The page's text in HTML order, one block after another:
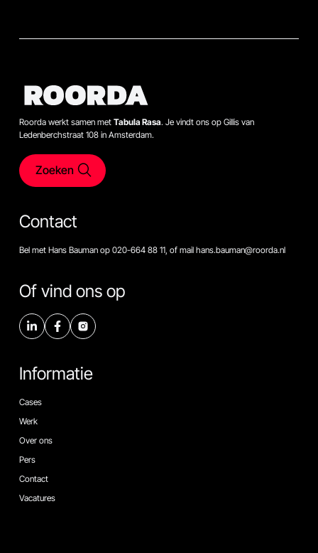
Roorda werkt samen met Tabula Rasa. Je vindt ons op Gillis van
Ledenberchstraat 108 in Amsterdam.
Zoeken
Contact
Bel met Hans Bauman op 020-664 88 11, of mail hans.bauman@roorda.nl
Of vind ons op
Informatie
Cases
Werk
Over ons
Pers
Contact
Vacatures